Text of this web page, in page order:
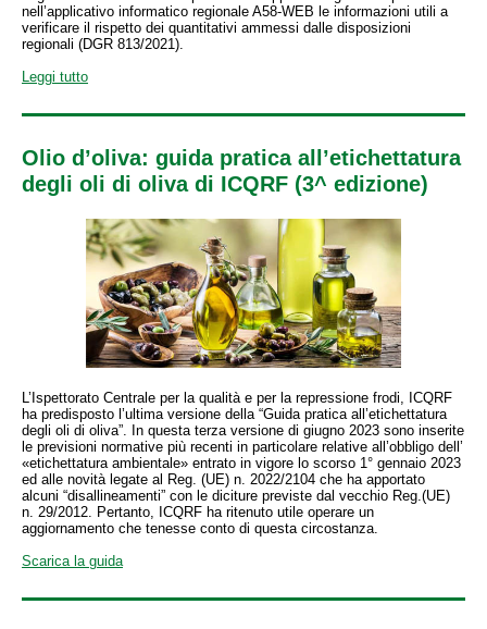
nell’applicativo informatico regionale A58-WEB le informazioni utili a
verificare il rispetto dei quantitativi ammessi dalle disposizioni
regionali (DGR 813/2021).
Leggi tutto
Olio d’oliva: guida pratica all’etichettatura
degli oli di oliva di ICQRF (3^ edizione)
L’Ispettorato Centrale per la qualità e per la repressione frodi, ICQRF
ha predisposto l’ultima versione della “Guida pratica all’etichettatura
degli oli di oliva”. In questa terza versione di giugno 2023 sono inserite
le previsioni normative più recenti in particolare relative all’obbligo dell’
«etichettatura ambientale» entrato in vigore lo scorso 1° gennaio 2023
ed alle novità legate al Reg. (UE) n. 2022/2104 che ha apportato
alcuni “disallineamenti” con le diciture previste dal vecchio Reg.(UE)
n. 29/2012. Pertanto, ICQRF ha ritenuto utile operare un
aggiornamento che tenesse conto di questa circostanza.
Scarica la guida